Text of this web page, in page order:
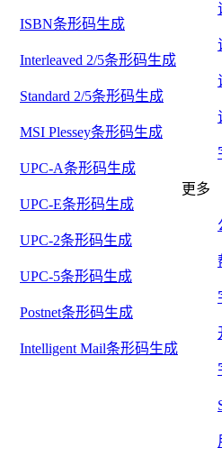
ISBN条形码生成
Interleaved 2/5条形码生成
Standard 2/5条形码生成
MSI Plessey条形码生成
UPC-A条形码生成
UPC-E条形码生成
UPC-2条形码生成
UPC-5条形码生成
Postnet条形码生成
Intelligent Mail条形码生成
更多